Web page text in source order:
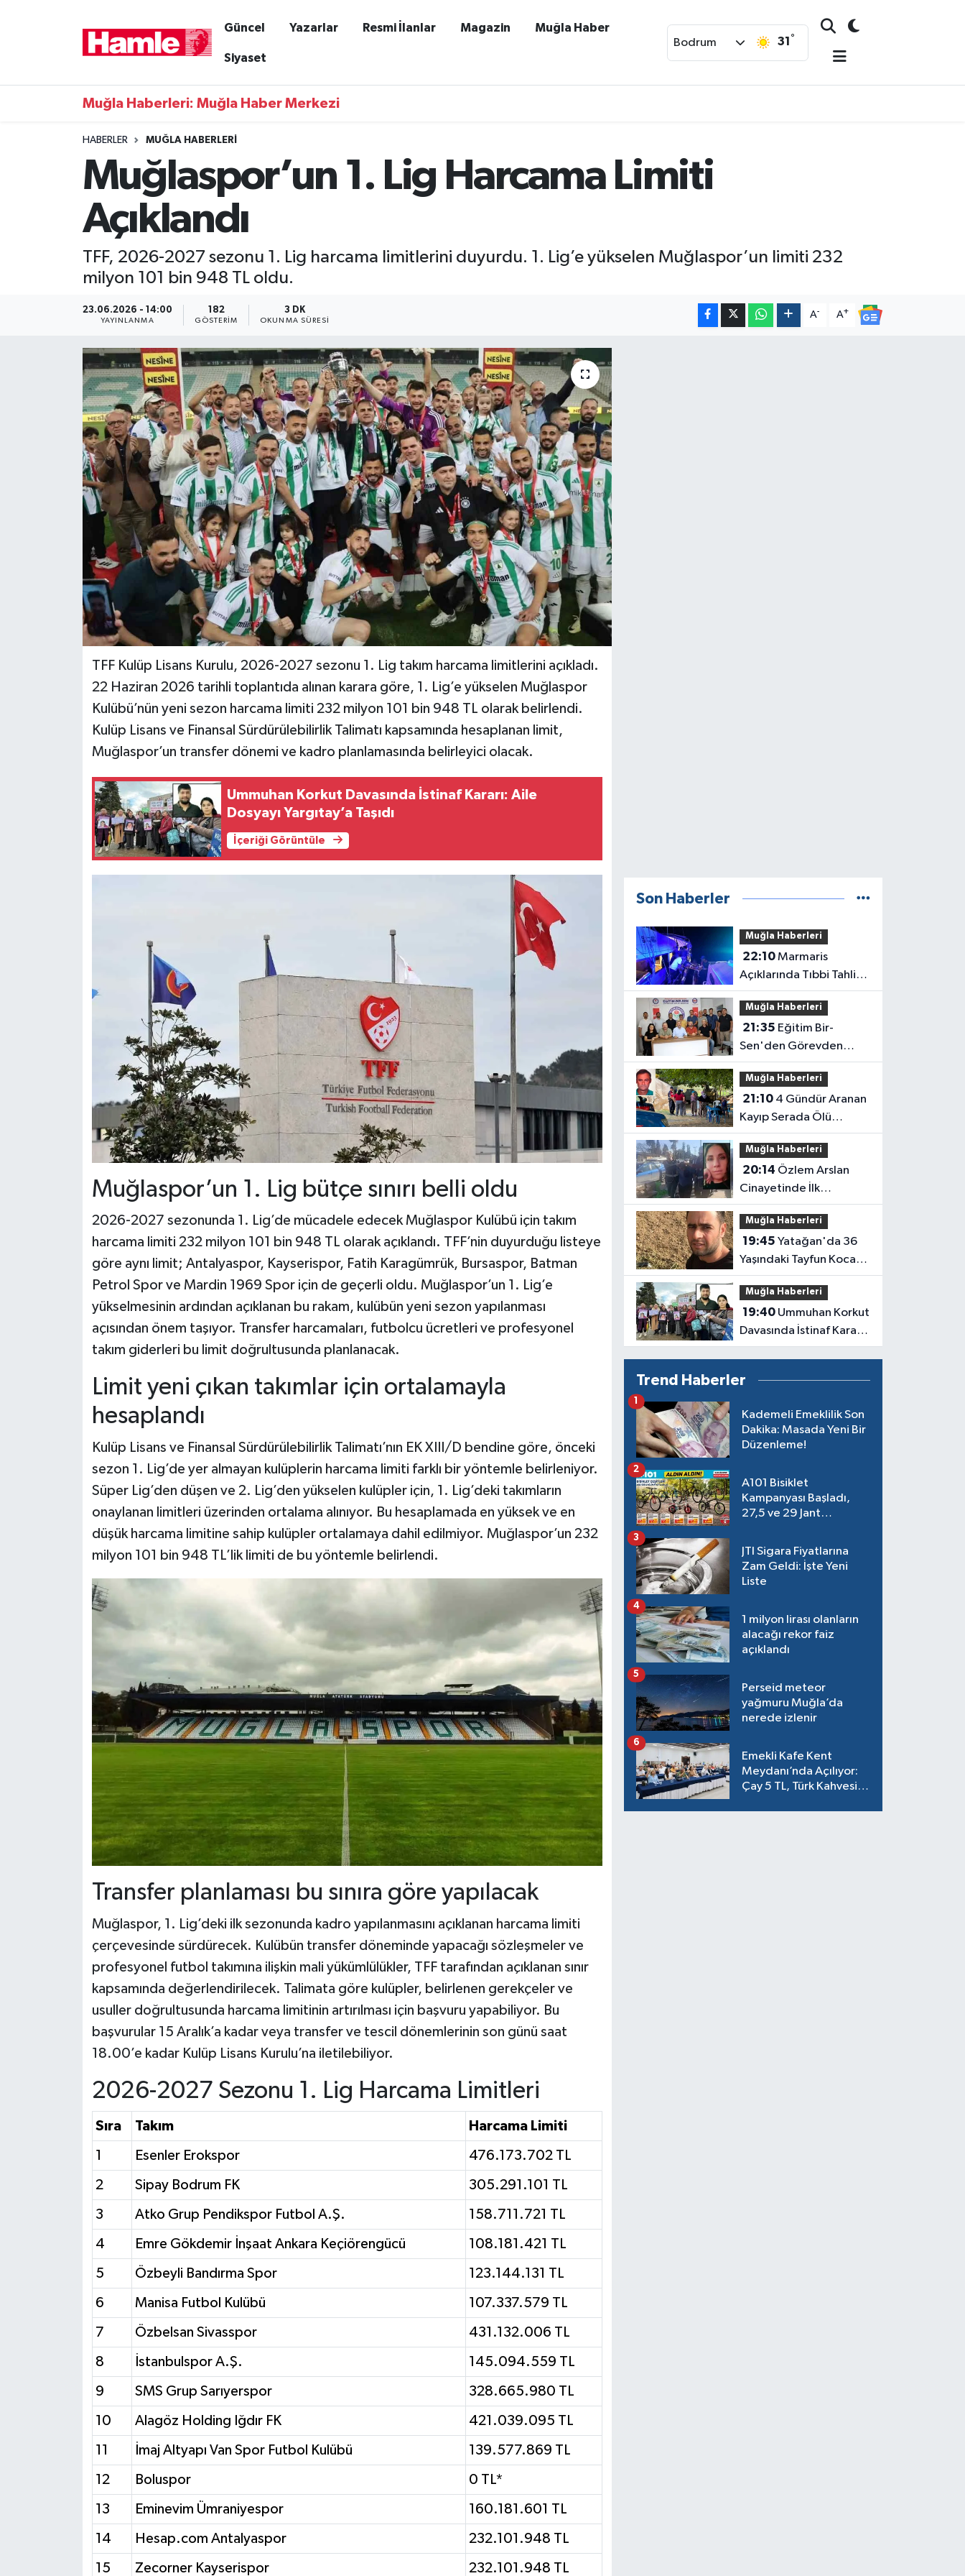
Güncel Yazarlar Resmi İlanlar Magazin Muğla Haber
Siyaset
Bodrum 31 °
Muğla Haberleri: Muğla Haber Merkezi
HABERLER MUĞLA HABERLERI
Muğlaspor’un 1. Lig Harcama Limiti
Açıklandı
TFF, 2026-2027 sezonu 1. Lig harcama limitlerini duyurdu. 1. Lig’e yükselen Muğlaspor’un limiti 232
milyon 101 bin 948 TL oldu.
23.06.2026 - 14:00
YAYINLANMA
182
GÖSTERIM
3 DK
OKUNMA SÜRESI
A- A+
TFF Kulüp Lisans Kurulu, 2026-2027 sezonu 1. Lig takım harcama limitlerini açıkladı.
22 Haziran 2026 tarihli toplantıda alınan karara göre, 1. Lig’e yükselen Muğlaspor
Kulübü’nün yeni sezon harcama limiti 232 milyon 101 bin 948 TL olarak belirlendi.
Kulüp Lisans ve Finansal Sürdürülebilirlik Talimatı kapsamında hesaplanan limit,
Muğlaspor’un transfer dönemi ve kadro planlamasında belirleyici olacak.
Ummuhan Korkut Davasında İstinaf Kararı: Aile
Dosyayı Yargıtay’a Taşıdı
İçeriği Görüntüle
Muğlaspor’un 1. Lig bütçe sınırı belli oldu
2026-2027 sezonunda 1. Lig’de mücadele edecek Muğlaspor Kulübü için takım
harcama limiti 232 milyon 101 bin 948 TL olarak açıklandı. TFF’nin duyurduğu listeye
göre aynı limit; Antalyaspor, Kayserispor, Fatih Karagümrük, Bursaspor, Batman
Petrol Spor ve Mardin 1969 Spor için de geçerli oldu. Muğlaspor’un 1. Lig’e
yükselmesinin ardından açıklanan bu rakam, kulübün yeni sezon yapılanması
açısından önem taşıyor. Transfer harcamaları, futbolcu ücretleri ve profesyonel
takım giderleri bu limit doğrultusunda planlanacak.
Limit yeni çıkan takımlar için ortalamayla
hesaplandı
Kulüp Lisans ve Finansal Sürdürülebilirlik Talimatı’nın EK XIII/D bendine göre, önceki
sezon 1. Lig’de yer almayan kulüplerin harcama limiti farklı bir yöntemle belirleniyor.
Süper Lig’den düşen ve 2. Lig’den yükselen kulüpler için, 1. Lig’deki takımların
onaylanan limitleri üzerinden ortalama alınıyor. Bu hesaplamada en yüksek ve en
düşük harcama limitine sahip kulüpler ortalamaya dahil edilmiyor. Muğlaspor’un 232
milyon 101 bin 948 TL’lik limiti de bu yöntemle belirlendi.
Transfer planlaması bu sınıra göre yapılacak
Muğlaspor, 1. Lig’deki ilk sezonunda kadro yapılanmasını açıklanan harcama limiti
çerçevesinde sürdürecek. Kulübün transfer döneminde yapacağı sözleşmeler ve
profesyonel futbol takımına ilişkin mali yükümlülükler, TFF tarafından açıklanan sınır
kapsamında değerlendirilecek. Talimata göre kulüpler, belirlenen gerekçeler ve
usuller doğrultusunda harcama limitinin artırılması için başvuru yapabiliyor. Bu
başvurular 15 Aralık’a kadar veya transfer ve tescil dönemlerinin son günü saat
18.00’e kadar Kulüp Lisans Kurulu’na iletilebiliyor.
2026-2027 Sezonu 1. Lig Harcama Limitleri
Sıra Takım Harcama Limiti
1 Esenler Erokspor 476.173.702 TL
2 Sipay Bodrum FK 305.291.101 TL
3 Atko Grup Pendikspor Futbol A.Ş. 158.711.721 TL
4 Emre Gökdemir İnşaat Ankara Keçiörengücü 108.181.421 TL
5 Özbeyli Bandırma Spor 123.144.131 TL
6 Manisa Futbol Kulübü 107.337.579 TL
7 Özbelsan Sivasspor 431.132.006 TL
8 İstanbulspor A.Ş. 145.094.559 TL
9 SMS Grup Sarıyerspor 328.665.980 TL
10 Alagöz Holding Iğdır FK 421.039.095 TL
11 İmaj Altyapı Van Spor Futbol Kulübü 139.577.869 TL
12 Boluspor 0 TL*
13 Eminevim Ümraniyespor 160.181.601 TL
14 Hesap.com Antalyaspor 232.101.948 TL
15 Zecorner Kayserispor 232.101.948 TL
Son Haberler
Muğla Haberleri
22:10Marmaris
Açıklarında Tıbbi Tahliye
Operasyonu
Muğla Haberleri
21:35
Sen'den Görevden
Alma Tepkisi
Muğla Haberleri
21:104 Gündür Aranan
Kayıp Serada Ölü
Bulundu
Muğla Haberleri
20:14
Cinayetinde İlk
Duruşmada
Ağırlaştırılmış Müebbet
Kararı
Muğla Haberleri
19:45
Yaşındaki Tayfun Koca
Hayatını Kaybetti
Muğla Haberleri
19:40Ummuhan Korkut
Davasında İstinaf Kararı:
Aile Dosyayı Yargıtay’a
Trend Haberler
Kademeli Emeklilik Son
Dakika: Masada Yeni Bir
Düzenleme!
1
A101 Bisiklet
Kampanyası Başladı,
27,5 ve 29 Jant
2
JTI Sigara Fiyatlarına
Zam Geldi: İşte Yeni
Liste
3
1 milyon lirası olanların
alacağı rekor faiz
açıklandı
4
Perseid meteor
yağmuru Muğla’da
nerede izlenir
5
Emekli Kafe Kent
Meydanı’nda Açılıyor:
Çay 5 TL, Türk Kahvesi
6
Magazin
Muğla Haber
Muğla Nöbetçi Eczaneler
Muğla Trafik Yoğunluk Haritası
Süper Lig Puan Durumu ve Fikstür
Tüm Manşetler
Son Dakika Haberleri
Haber Arşivi